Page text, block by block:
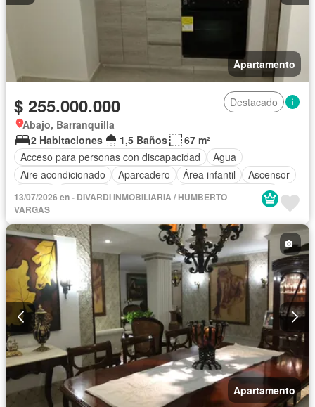
Apartamento
$ 255.000.000
Destacado
Abajo, Barranquilla
2 Habitaciones
1,5 Baños
67 m²
Acceso para personas con discapacidad
Agua
Aire acondicionado
Aparcadero Área infantil
Ascensor
Balcón
Barbecue Calefacción
Caseta de vigilancia
Cocina integral
Jacuzzi
Patio Piscina Vigilante
Seguridad privada
Tanque de agua
Terraza Vista panorámica Wifi
13/07/2026 en - DIVARDI INMOBILIARIA / HUMBERTO
VARGAS
Apartamento